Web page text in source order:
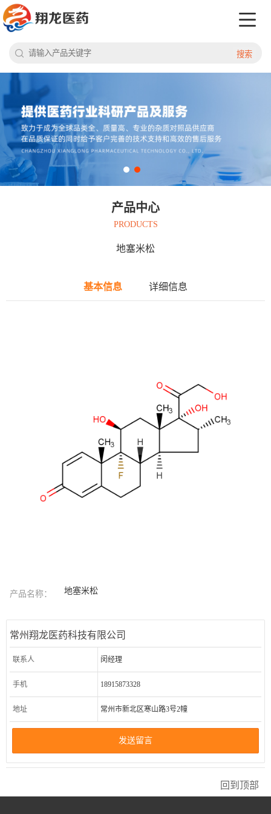
搜索
产品中心
PRODUCTS
地塞米松
基本信息 详细信息
产品名称： 地塞米松
常州翔龙医药科技有限公司
联系人 闵经理
手机 18915873328
地址 常州市新北区寒山路3号2幢
发送留言
回到顶部